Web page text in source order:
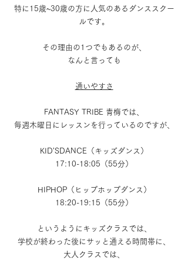
特に15歳~30歳の方に人気のあるダンススクー
ルです。
その理由の1つでもあるのが、
なんと言っても
通いやすさ
FANTASY TRIBE 青梅では、
毎週木曜日にレッスンを行っているのですが、
KID'SDANCE（キッズダンス）
17:10-18:05（55分）
HIPHOP（ヒップホップダンス）
18:20-19:15（55分）
というようにキッズクラスでは、
学校が終わった後にサッと通える時間帯に、
大人クラスでは、